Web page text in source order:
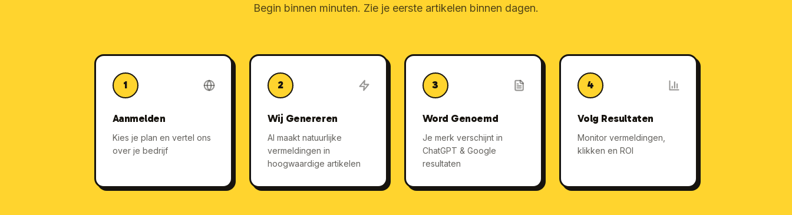
Begin binnen minuten. Zie je eerste artikelen binnen dagen.
1
Aanmelden
Kies je plan en vertel ons
over je bedrijf
2
Wij Genereren
AI maakt natuurlijke
vermeldingen in
hoogwaardige artikelen
3
Word Genoemd
Je merk verschijnt in
ChatGPT & Google
resultaten
4
Volg Resultaten
Monitor vermeldingen,
klikken en ROI